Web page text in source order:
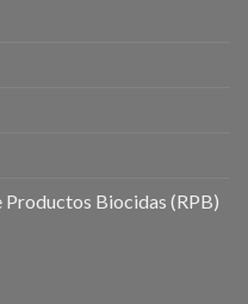
Biocidas (RPB)